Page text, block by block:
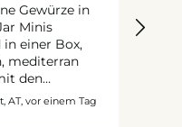
Gewürze in
Minis
in einer Box,
mediterran
den
euch beklebt
AT, vor einem Tag